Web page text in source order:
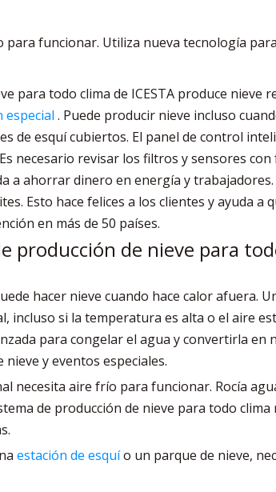
para funcionar. Utiliza nueva tecnología
para todo clima de ICESTA produce
. Puede producir nieve incluso
de esquí cubiertos. El panel de control
necesario revisar los filtros y sensores
a ahorrar dinero en energía y
Esto hace felices a los clientes y ayuda
en más de 50 países.
producción de nieve para
hacer nieve cuando hace calor afuera.
incluso si la temperatura es alta o el aire
para congelar el agua y convertirla
y eventos especiales.
necesita aire frío para funcionar. Rocía
de producción de nieve para todo
estación de esquío un parque de nieve,